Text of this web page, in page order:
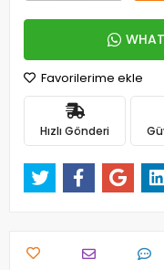
Favorilerime ekle
Hızlı Gönderi